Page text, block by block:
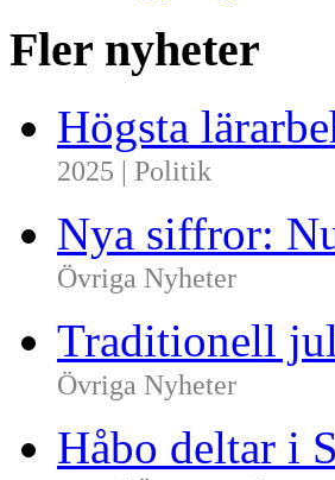
Fler nyheter
Högsta
2025 | Politik
Nya siffror:
Övriga Nyheter
Traditionell
Övriga Nyheter
Håbo deltar i